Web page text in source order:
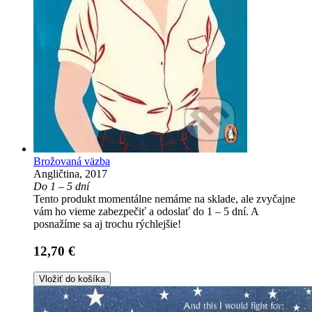
Brožovaná väzba
Angličtina, 2017
Do 1 – 5 dní
Tento produkt momentálne nemáme na sklade, ale zvyčajne
vám ho vieme zabezpečiť a odoslať do 1 – 5 dní. A
posnažíme sa aj trochu rýchlejšie!
12,70 €
Vložiť do košíka